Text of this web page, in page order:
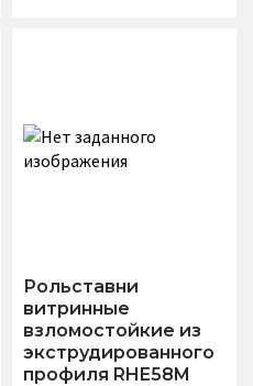
Рольставни
витринные
взломостойкие из
экструдированного
профиля RHE58M